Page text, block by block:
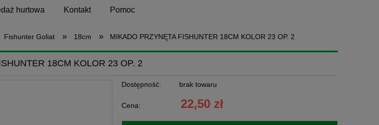
hurtowa Kontakt Pomoc
Fishunter Goliat » 18cm » MIKADO PRZYNĘTA FISHUNTER 18CM KOLOR 23 OP. 2
18CM KOLOR 23 OP. 2
Dostępność: brak towaru
Cena: 22,50 zł